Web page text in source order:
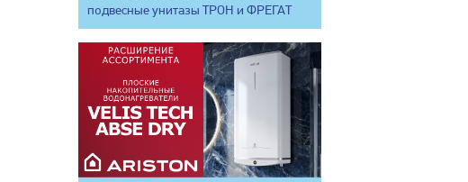
подвесные унитазы ТРОН и ФРЕГАТ